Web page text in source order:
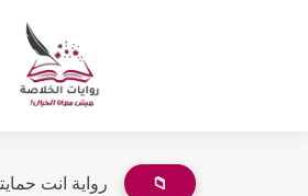
📁 رواية انت حمايتي الفصل